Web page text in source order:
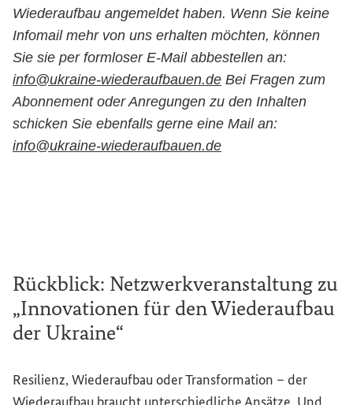
Wiederaufbau angemeldet haben. Wenn Sie keine
Infomail mehr von uns erhalten möchten, können
Sie sie per formloser E-Mail abbestellen an:
info@ukraine-wiederaufbauen.de Bei Fragen zum
Abonnement oder Anregungen zu den Inhalten
schicken Sie ebenfalls gerne eine Mail an:
info@ukraine-wiederaufbauen.de
Rückblick: Netzwerkveranstaltung zu
„Innovationen für den Wiederaufbau
der Ukraine“
Resilienz, Wiederaufbau oder Transformation – der